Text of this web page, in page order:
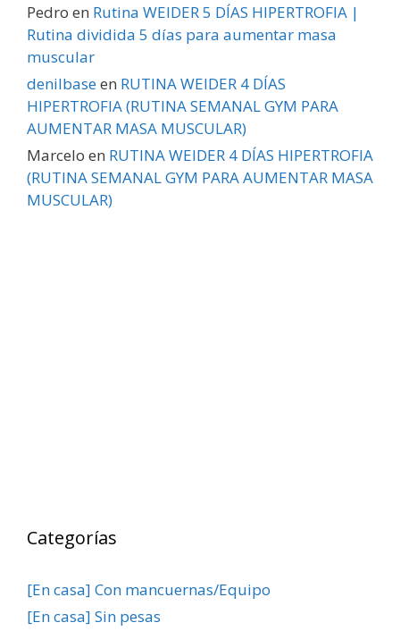
Pedro en Rutina WEIDER 5 DÍAS HIPERTROFIA |
Rutina dividida 5 días para aumentar masa
muscular
denilbaseen RUTINA WEIDER 4 DÍAS
HIPERTROFIA (RUTINA SEMANAL GYM PARA
AUMENTAR MASA MUSCULAR)
Marcelo en RUTINA WEIDER 4 DÍAS HIPERTROFIA
(RUTINA SEMANAL GYM PARA AUMENTAR MASA
MUSCULAR)
Categorías
[En casa] Con mancuernas/Equipo
[En casa] Sin pesas